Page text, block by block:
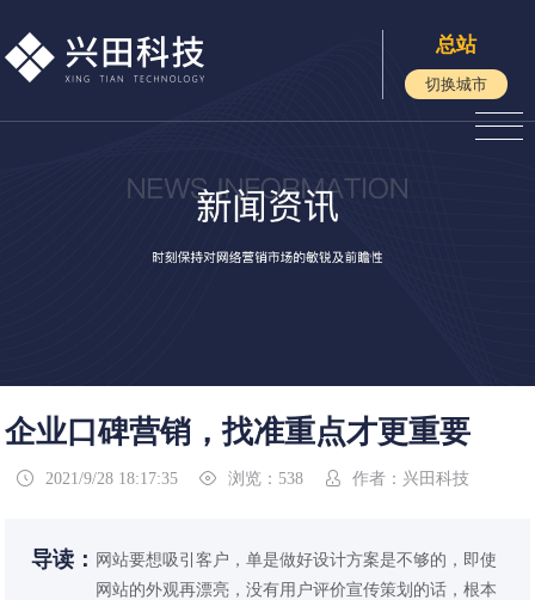
总站
切换城市
企业口碑营销，找准重点才更重要
 2021/9/28 18:17:35  浏览：538  作者：兴田科技
导读： 网站要想吸引客户，单是做好设计方案是不够的，即使
网站的外观再漂亮，没有用户评价宣传策划的话，根本